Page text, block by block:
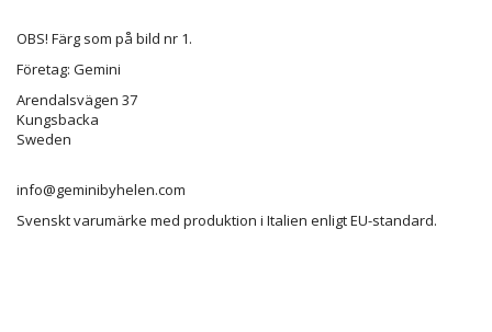
OBS! Färg som på bild nr 1.
Företag: Gemini
Arendalsvägen 37
Kungsbacka
Sweden
info@geminibyhelen.com
Svenskt varumärke med produktion i Italien enligt EU-standard.